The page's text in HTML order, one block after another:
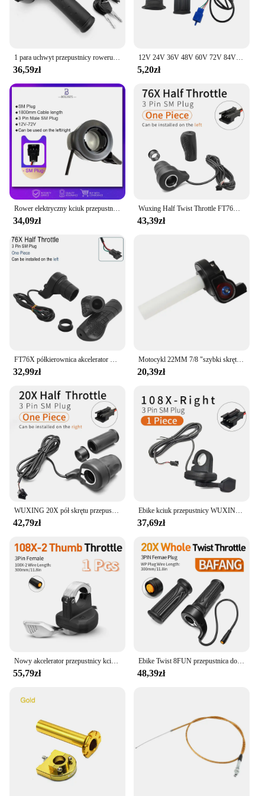
36,59zł
12V 24V 36V 48V 60V 72V 84V 96V rower elektryczny rower Twist przepustnica dla rower elektryczny rower/e-bike/skuter
5,20zł
34,09zł
Wuxing Half Twist Throttle FT76X Ebike 36V 48V 72V Lewa półrękojeść Twist Throttle
43,39zł
32,99zł
Motocykl 22MM 7/8 "szybki skręt uchwyty do manetki gazu wyrównać Twist gaz uchwyt przepustnicy uchwyt dla rowerów Dirt Pit ATV GPX SDG części
20,39zł
42,79zł
Ebike kciuk przepustnicy WUXING 108X palec przepustnicy 24V 36V 48V 60V 72V napięcie uniwersalne lewego prawego kciuka przepustnicy dla E skuter
37,69zł
Nowy akcelerator przepustnicy kciuka z wodoodpornym złączem żeńskim 3PIN do Ebike kompatybilny z zestawami silnikiem BAFANG
55,79zł
Ebike Twist 8FUN przepustnica do BAFANG BBS01 BBS02 BBSHD silnik typu middrive z 3pin żeńskie wodoodporne złącze Ebike pełny skręt
48,39zł